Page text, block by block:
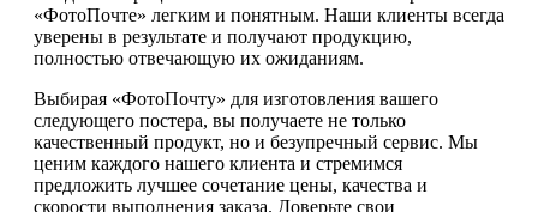
«ФотоПочте» легким и понятным. Наши клиенты всегда
уверены в результате и получают продукцию,
полностью отвечающую их ожиданиям.
Выбирая «ФотоПочту» для изготовления вашего
следующего постера, вы получаете не только
качественный продукт, но и безупречный сервис. Мы
ценим каждого нашего клиента и стремимся
предложить лучшее сочетание цены, качества и
скорости выполнения заказа. Доверьте свои